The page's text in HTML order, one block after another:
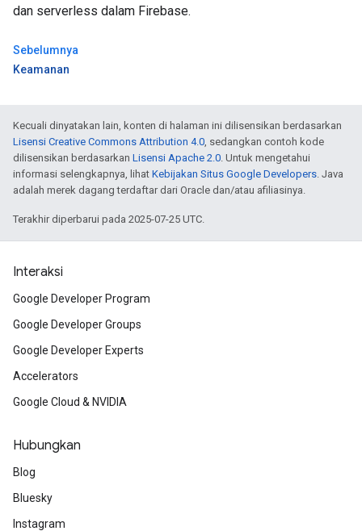
dan serverless dalam Firebase.
Sebelumnya
Keamanan
Kecuali dinyatakan lain, konten di halaman ini dilisensikan berdasarkan
Lisensi Creative Commons Attribution 4.0, sedangkan contoh kode
dilisensikan berdasarkan Lisensi Apache 2.0. Untuk mengetahui
informasi selengkapnya, lihat Kebijakan Situs Google Developers. Java
adalah merek dagang terdaftar dari Oracle dan/atau afiliasinya.
Terakhir diperbarui pada 2025-07-25 UTC.
Interaksi
Google Developer Program
Google Developer Groups
Google Developer Experts
Accelerators
Google Cloud & NVIDIA
Hubungkan
Blog
Bluesky
Instagram